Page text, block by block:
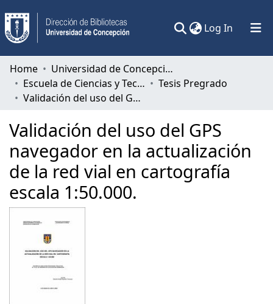
Log In (current)
Communities & Collections
All of DSpace
Home
Universidad de Concepción
Escuela de Ciencias y Tecnologías
Tesis Pregrado
Validación del uso del GPS navegador en la actualización de la red vial en cartografía escala 1:50.000.
Validación del uso del GPS
navegador en la actualización
de la red vial en cartografía
escala 1:50.000.